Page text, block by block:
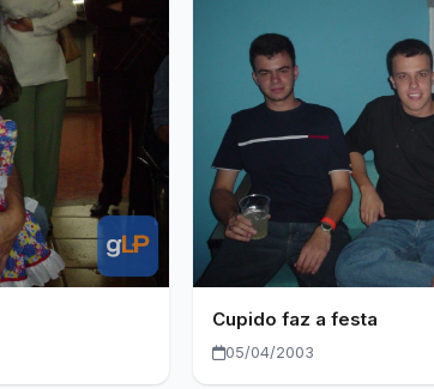
Cupido faz a festa
05/04/2003